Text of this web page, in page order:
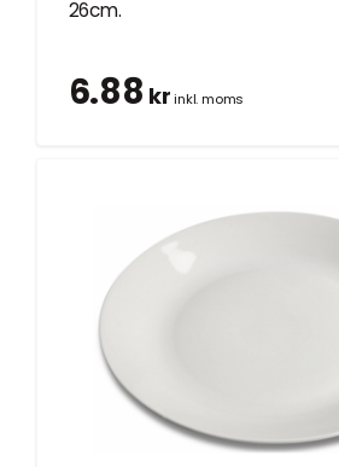
26cm.
6.88 krinkl. moms